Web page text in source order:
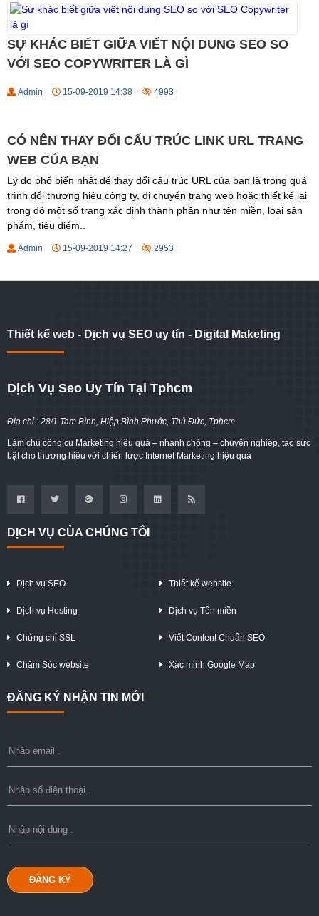
SỰ KHÁC BIẾT GIỮA VIẾT NỘI DUNG SEO SO
VỚI SEO COPYWRITER LÀ GÌ
Admin 15-09-2019 14:38 4993
CÓ NÊN THAY ĐỔI CẤU TRÚC LINK URL TRANG
WEB CỦA BẠN
Lý do phổ biến nhất để thay đổi cấu trúc URL của bạn là trong quá
trình đổi thương hiệu công ty, di chuyển trang web hoặc thiết kế lại
trong đó một số trang xác định thành phần như tên miền, loại sản
phẩm, tiêu điểm..
Admin 15-09-2019 14:27 2953
Thiết kế web - Dịch vụ SEO uy tín - Digital Maketing
Dịch Vụ Seo Uy Tín Tại Tphcm
Địa chỉ : 28/1 Tam Bình, Hiệp Bình Phước, Thủ Đức, Tphcm
Làm chủ công cụ Marketing hiệu quả – nhanh chóng – chuyên nghiệp, tạo sức
bật cho thương hiệu với chiến lược Internet Marketing hiệu quả
DỊCH VỤ CỦA CHÚNG TÔI
Dịch vụ SEO Thiết kế website
Dịch vụ Hosting Dịch vụ Tên miền
Chứng chỉ SSL Viết Content Chuẩn SEO
Chăm Sóc website Xác minh Google Map
ĐĂNG KÝ NHẬN TIN MỚI
ĐĂNG KÝ